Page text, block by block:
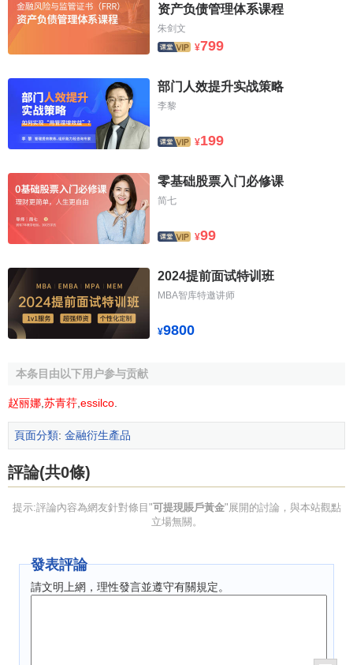
易所清算銀行托管，一至兩個交易日後本公司為客戶
易賬戶、密碼並電話通知
（客戶獲得密碼後，請即時修
可提貨賬戶黃金風險
結構性風險
其
的黃金遠遠超過 標的物的數量，保持金字塔平衡的是
商業信用。市場擴張是在黃金融資和實物黃金掛鉤的基礎上
進行信用膨脹 。比如，一個黃金投資基金的
業銀行
購買實物黃金，但是銀行建議他買黃金票據來代替實
黃金票據，並滿足交割要求。票據的持有人並不擁有黃金，
他們所擁有的只是銀行對 票據支付的承諾
一定影響。由於國際黃金市場
在國際金價不變的情況下，
度超過金價的漲幅，那麼投資黃金也許就會產生虧損。
上海黃金交易所按成交金額收取萬分之五的
2、公司手續費：公司收取0.15元/克手續費。
资产负债管理体系课程
朱剑文
¥799
部门人效提升实战策略
李黎
¥199
零基础股票入门必修课
简七
¥99
2024提前面试特训班
MBA智库特邀讲师
¥9800
本条目由以下用户参与贡献
赵丽娜 苏青荇 essilco
頁面分類: 金融衍生產品
評論(共0條)
提示:評論內容為網友針對條目"可提現賬戶黃金"展開的討論，與本站觀點
立場無關。
發表評論
請文明上網，理性發言並遵守有關規定。